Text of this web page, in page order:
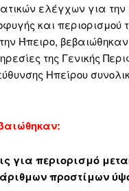
ελέγχων για
και περιορισμού
Ήπειρο,
της Γενικής
Ηπείρου
για περιορισμό
προστίμων